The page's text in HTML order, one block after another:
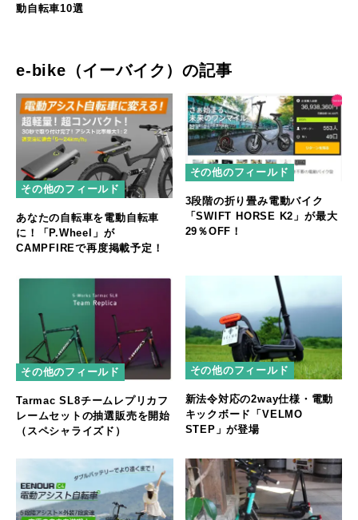
動自転車10選
e-bike（イーバイク）の記事
その他のフィールド
あなたの自転車を電動自転車
に！「P.Wheel」が
CAMPFIREで再度掲載予定！
その他のフィールド
3段階の折り畳み電動バイク
「SWIFT HORSE K2」が最大
29％OFF！
その他のフィールド
Tarmac SL8チームレプリカフ
レームセットの抽選販売を開始
（スペシャライズド）
その他のフィールド
新法令対応の2way仕様・電動
キックボード「VELMO
STEP」が登場